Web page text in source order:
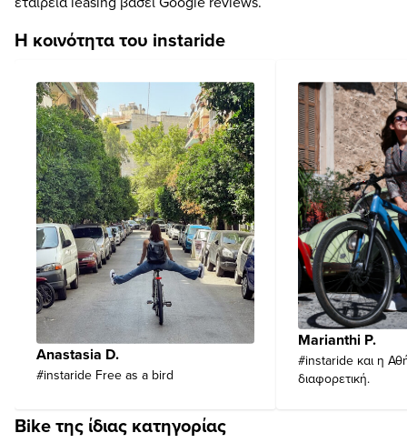
Η κοινότητα του instaride
Anastasia D.
#instaride Free as a bird
Marianthi P.
#instaride και η
διαφορετική.
Bike της ίδιας κατηγορίας